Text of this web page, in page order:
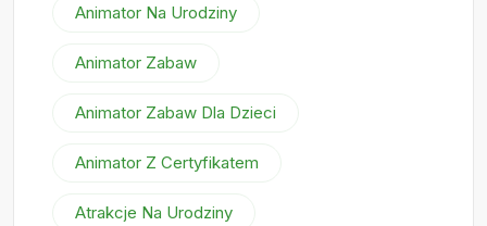
Animator Na Urodziny
Animator Zabaw
Animator Zabaw Dla Dzieci
Animator Z Certyfikatem
Atrakcje Na Urodziny